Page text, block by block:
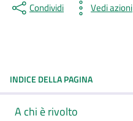
Condividi Vedi azioni
INDICE DELLA PAGINA
A chi è rivolto